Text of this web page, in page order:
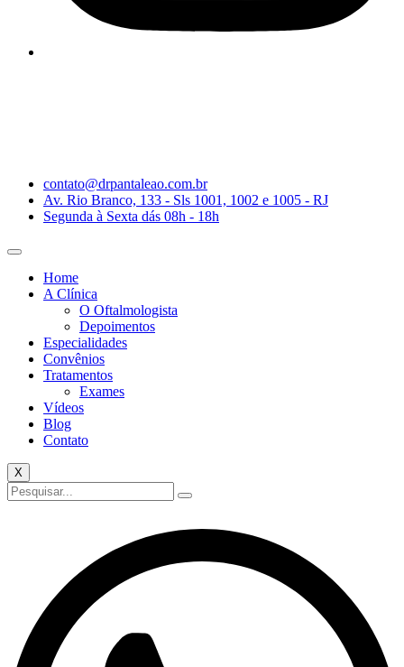
contato@drpantaleao.com.br
Av. Rio Branco, 133 - Sls 1001, 1002 e 1005 - RJ
Segunda à Sexta dás 08h - 18h
Home
A Clínica
O Oftalmologista
Depoimentos
Especialidades
Convênios
Tratamentos
Exames
Vídeos
Blog
Contato
X